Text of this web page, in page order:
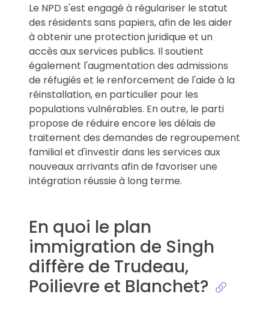
Le NPD s'est engagé à régulariser le statut
des résidents sans papiers, afin de les aider
à obtenir une protection juridique et un
accès aux services publics. Il soutient
également l'augmentation des admissions
de réfugiés et le renforcement de l'aide à la
réinstallation, en particulier pour les
populations vulnérables. En outre, le parti
propose de réduire encore les délais de
traitement des demandes de regroupement
familial et d'investir dans les services aux
nouveaux arrivants afin de favoriser une
intégration réussie à long terme.
En quoi le plan
immigration de Singh
diffère de Trudeau,
Poilievre et Blanchet?